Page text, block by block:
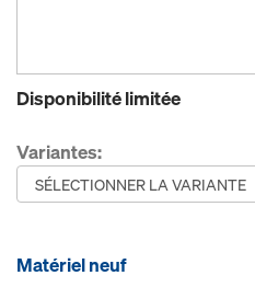
Disponibilité limitée
Variantes:
Matériel neuf